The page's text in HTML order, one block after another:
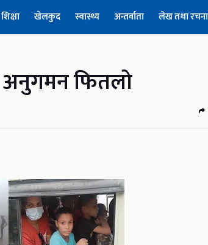
शिक्षा खेलकुद स्वास्थ्य अन्तर्वाता लेख तथा रचना
अनुगमन फितलो